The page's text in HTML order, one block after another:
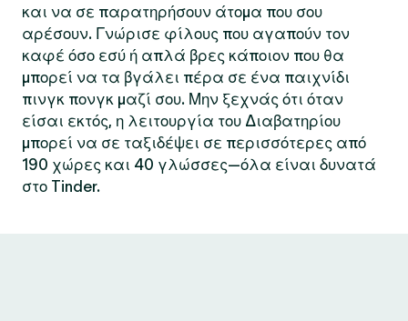
και να σε παρατηρήσουν άτομα που σου
αρέσουν. Γνώρισε φίλους που αγαπούν τον
καφέ όσο εσύ ή απλά βρες κάποιον που θα
μπορεί να τα βγάλει πέρα σε ένα παιχνίδι
πινγκ πονγκ μαζί σου. Μην ξεχνάς ότι όταν
είσαι εκτός, η λειτουργία του Διαβατηρίου
μπορεί να σε ταξιδέψει σε περισσότερες από
190 χώρες και 40 γλώσσες—όλα είναι δυνατά
στο Tinder.